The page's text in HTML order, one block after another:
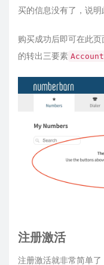
买的信息没有了，说明
购买成功后即可在此
的转出三要素 Account
注册激活
注册激活就非常简单了